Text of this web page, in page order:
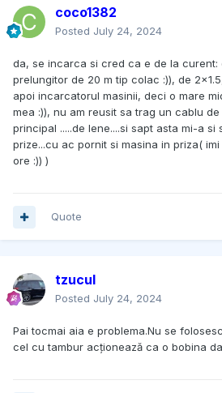
coco1382
Posted July 24, 2024
da, se incarca si cred ca e de la curent:
prelungitor de 20 m tip colac :)), de
apoi incarcatorul masinii, deci o mare
mea :)), nu am reusit sa trag un cablu
principal .....de lene....si sapt asta mi-a si
prize...cu ac pornit si masina in priza(
ore :)) )
Quote
tzucul
Posted July 24, 2024
Pai tocmai aia e problema.Nu se
cel cu tambur acționează ca o bobina